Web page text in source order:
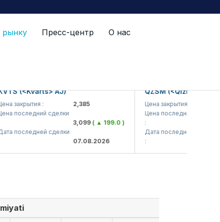
Пресс-центр О нас
(<Kvarts> AJ)
закрытия :
2,385
последний сделки
3,099( ▲ 199.0 )
последней сделки
07.08.2026
QZSM
Цена закрытия :
Цена последний сделки
Дата последней сделки